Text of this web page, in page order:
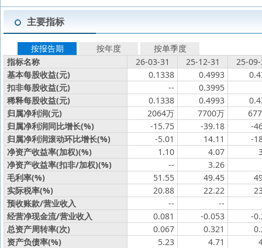
主要指标
按报告期 按年度
按单季度
指标名称
26-03-31 25-12-31
25-
基本每股收益(元)
0.1338 0.4993
扣非每股收益(元)
--
0.3995
稀释每股收益(元)
0.1338 0.4993
归属净利润(元)
2064万 7700万
归属净利润同比增长(%)
-15.75 -39.18
-
归属净利润滚动环比增长(%)
-5.01 14.11
-
净资产收益率(加权)(%)
1.10 4.07
净资产收益率(扣非/加权)(%)
--
3.26
毛利率(%)
51.55 49.45
实际税率(%)
20.88 22.22
预收账款/营业收入
--
--
经营净现金流/营业收入
0.081 -0.053
-
总资产周转率(次)
0.067 0.321
资产负债率(%)
5.23 4.71